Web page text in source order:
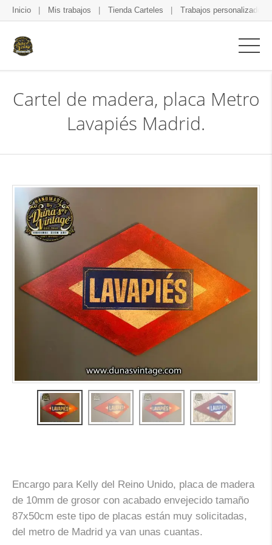
Inicio Mis trabajos Tienda Carteles Trabajos personalizados
Cartel de madera, placa Metro
Lavapiés Madrid.
Encargo para Kelly del Reino Unido, placa de madera
de 10mm de grosor con acabado envejecido tamaño
87x50cm este tipo de placas están muy solicitadas,
del metro de Madrid ya van unas cuantas.